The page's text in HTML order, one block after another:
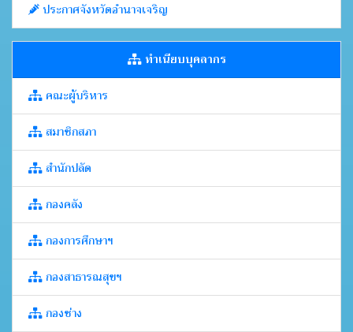
ประกาศจังหวัดอำนาจเจริญ
ทำเนียบบุคลากร
คณะผู้บริหาร
สมาชิกสภา
สำนักปลัด
กองคลัง
กองการศึกษาฯ
กองสาธารณสุขฯ
กองช่าง